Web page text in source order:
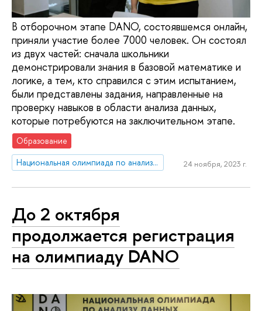
В отборочном этапе DANO, состоявшемся онлайн,
приняли участие более 7000 человек. Он состоял
из двух частей: сначала школьники
демонстрировали знания в базовой математике и
логике, а тем, кто справился с этим испытанием,
были представлены задания, направленные на
проверку навыков в области анализа данных,
которые потребуются на заключительном этапе.
Образование
Национальная олимпиада по анализу данных «DANO»
24 ноября, 2023 г.
До 2 октября
продолжается регистрация
на олимпиаду DANO